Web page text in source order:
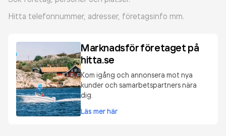
Hitta telefonnummer, adresser, företagsinfo mm.
Marknadsför företaget på
hitta.se
Kom igång och annonsera mot nya
kunder och samarbetspartners nära
dig.
Läs mer här